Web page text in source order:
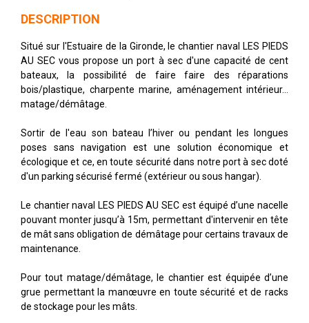
DESCRIPTION
Situé sur l'Estuaire de la Gironde, le chantier naval LES PIEDS
AU SEC vous propose un port à sec d'une capacité de cent
bateaux, la possibilité de faire faire des réparations
bois/plastique, charpente marine, aménagement intérieur...
matage/démâtage.
Sortir de l'eau son bateau l’hiver ou pendant les longues
poses sans navigation est une solution économique et
écologique et ce, en toute sécurité dans notre port à sec doté
d'un parking sécurisé fermé (extérieur ou sous hangar).
Le chantier naval LES PIEDS AU SEC est équipé d’une nacelle
pouvant monter jusqu’à 15m, permettant d'intervenir en tête
de mât sans obligation de démâtage pour certains travaux de
maintenance.
Pour tout matage/démâtage, le chantier est équipée d’une
grue permettant la manœuvre en toute sécurité et de racks
de stockage pour les mâts.